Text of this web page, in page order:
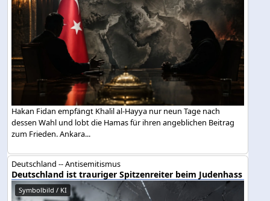
Hakan Fidan empfängt Khalil al-Hayya nur neun Tage nach
dessen Wahl und lobt die Hamas für ihren angeblichen Beitrag
zum Frieden. Ankara...
Deutschland -- Antisemitismus
Deutschland ist trauriger Spitzenreiter beim Judenhass
Symbolbild / KI